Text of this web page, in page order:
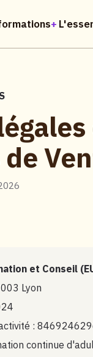
et Conseil
Lyon
:
continue